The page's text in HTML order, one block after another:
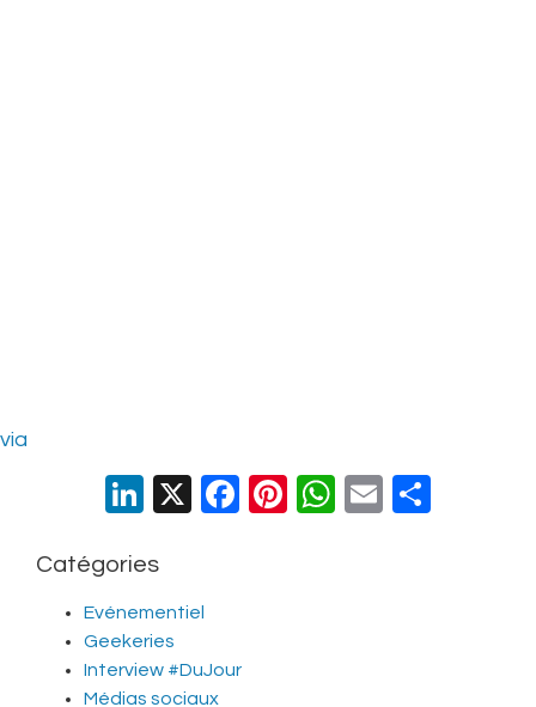
via
LinkedIn
X Facebook
Pinterest
WhatsApp
Email
Catégories
Evénementiel
Geekeries
Interview #DuJour
Médias sociaux